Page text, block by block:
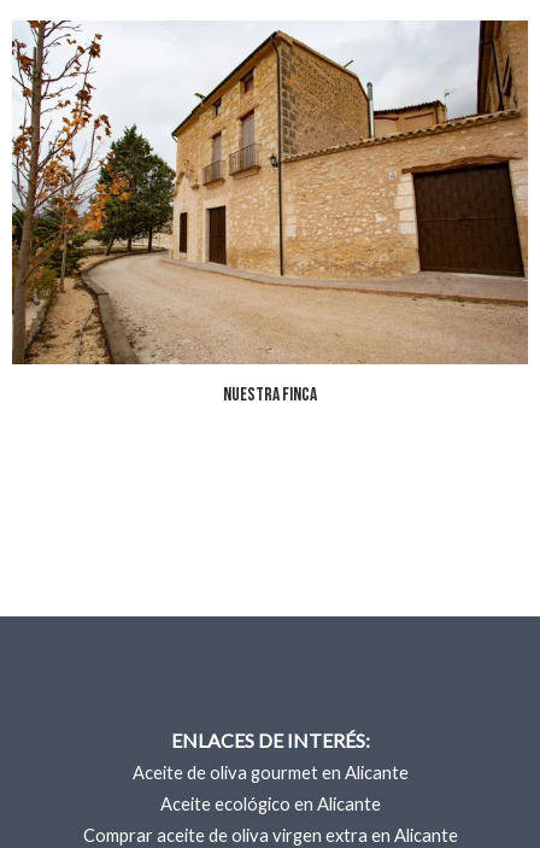
Nuestra finca
ENLACES DE INTERÉS:
Aceite de oliva gourmet en Alicante
Aceite ecológico en Alicante
Comprar aceite de oliva virgen extra en Alicante